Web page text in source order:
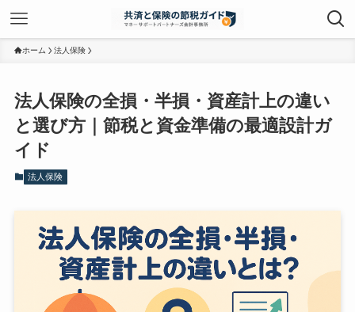
ホーム 法人保険
法人保険の全損・半損・資産計上の違い
と選び方｜節税と資金準備の最適設計ガ
イド
法人保険